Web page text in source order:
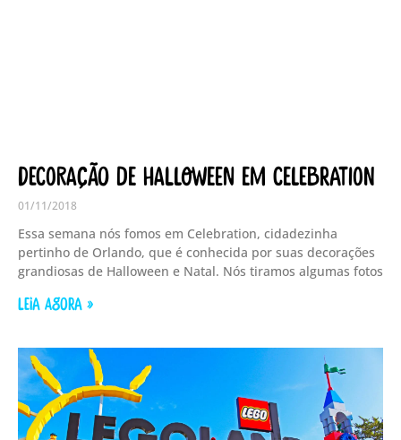
Decoração de Halloween em Celebration
01/11/2018
Essa semana nós fomos em Celebration, cidadezinha
pertinho de Orlando, que é conhecida por suas decorações
grandiosas de Halloween e Natal. Nós tiramos algumas fotos
LEIA AGORA »